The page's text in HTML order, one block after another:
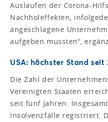
Auslaufen der Corona-
Nachholeffekten,
angeschlagene
aufgeben mussten“,
USA: höchster Stand seit
Die Zahl der
Vereinigten Staaten
seit fünf Jahren.
Insolvenzfälle registriert.